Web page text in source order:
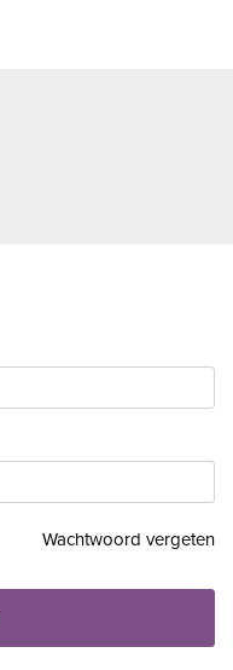
Wachtwoord vergeten